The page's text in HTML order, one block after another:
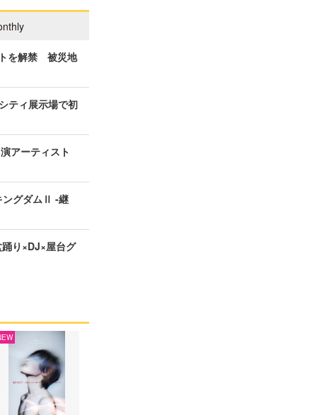
を解禁 被災地
ティ展示場で初
アーティスト
ングダムⅡ -継
り×DJ×屋台グ